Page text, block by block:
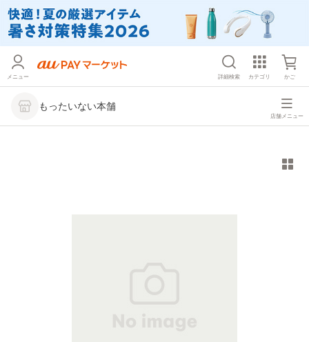
メニュー 詳細検索 カテゴリ かご
もったいない本舗
店舗メニュー